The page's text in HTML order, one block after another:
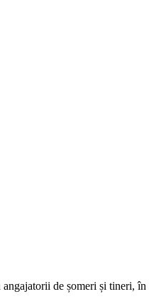
de șomeri și tineri,